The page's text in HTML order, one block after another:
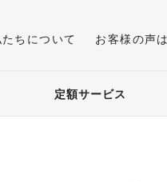
たちについて お客様の声
定額サービス